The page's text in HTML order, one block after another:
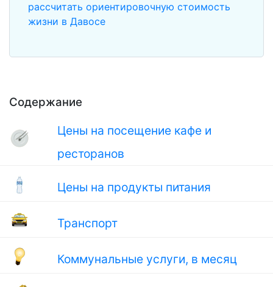
Содержание
Цены на посещение кафе и
ресторанов
Цены на продукты питания
Транспорт
Коммунальные услуги, в месяц
рассчитать ориентировочную стоимость
жизни в Давосе